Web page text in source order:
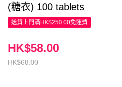
(糖衣) 100 tablets
送貨上門滿HK$250.00免運費
HK$68.00
HK$58.00